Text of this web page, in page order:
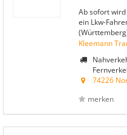
Ab sofort
ein Lkw-
Kleemann
74226
merken